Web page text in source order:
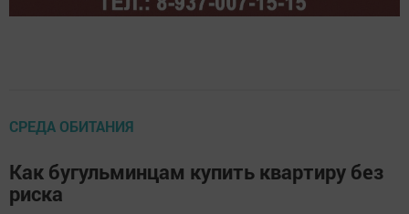
СРЕДА ОБИТАНИЯ
Как бугульминцам купить квартиру без
риска